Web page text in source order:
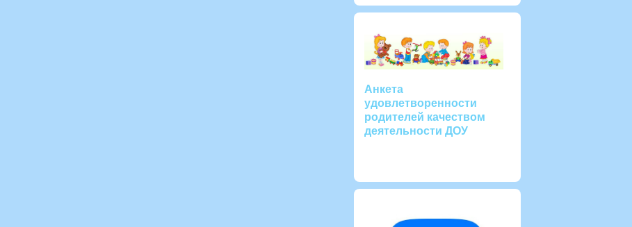
Анкета
удовлетворенности
родителей качеством
деятельности ДОУ